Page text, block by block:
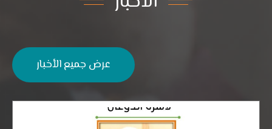
عرض جميع الأخبار